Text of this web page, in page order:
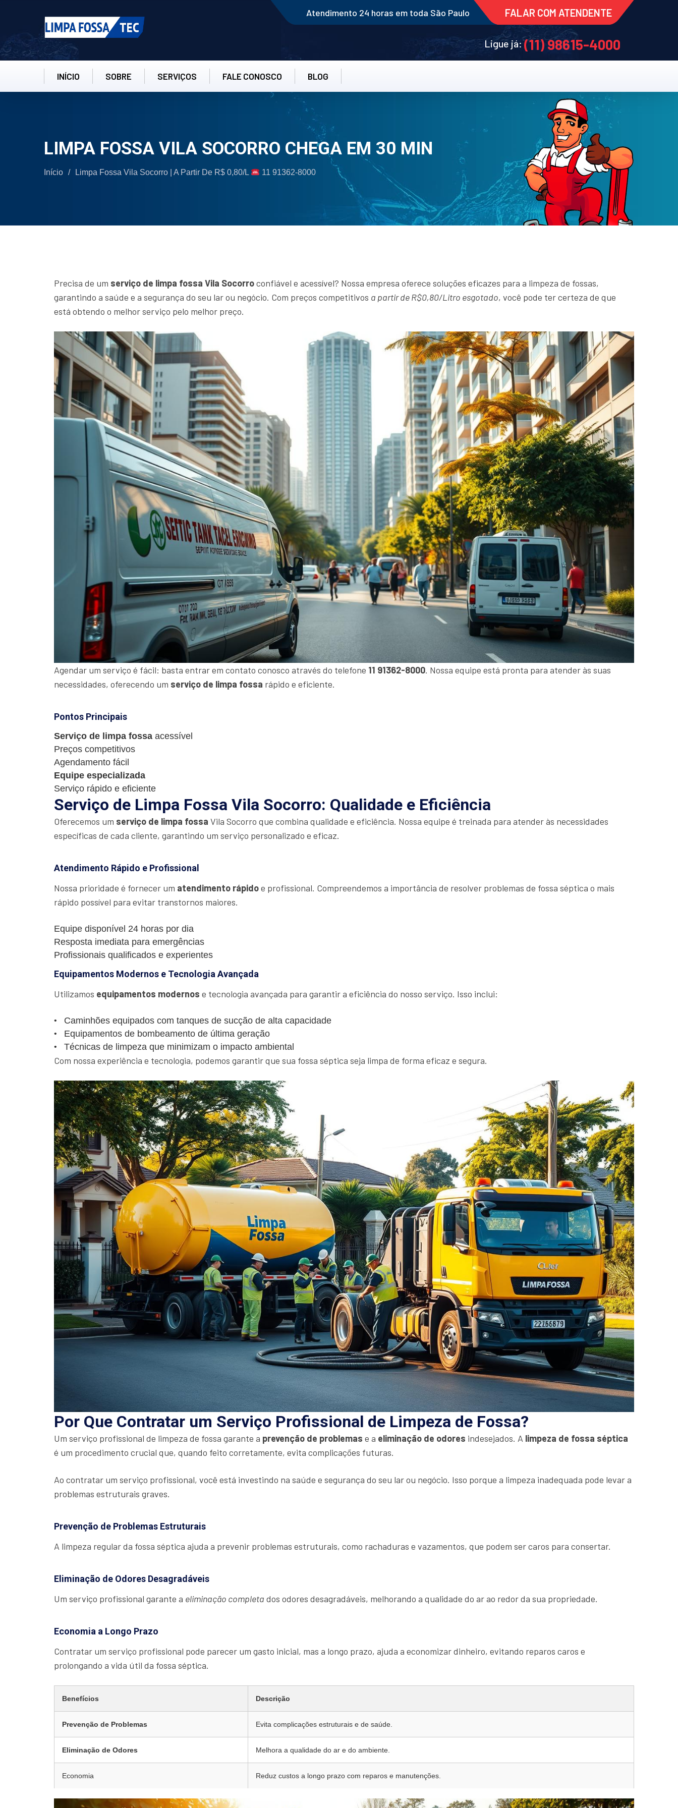
Atendimento 24 horas em toda São Paulo FALAR COM ATENDENTE
Ligue já:(11) 98615-4000
INÍCIO SOBRE SERVIÇOS FALE CONOSCO BLOG
LIMPA FOSSA VILA SOCORRO CHEGA EM 30 MIN
Início / Limpa Fossa Vila Socorro | A Partir De R$ 0,80/L 11 91362-8000
Precisa de um serviço de limpa fossa Vila Socorroconfiável e acessível? Nossa empresa oferece soluções eficazes para a limpeza de fossas,
garantindo a saúde e a segurança do seu lar ou negócio. Com preços competitivos a partir de R$0,80/Litro esgotado, você pode ter certeza de que
está obtendo o melhor serviço pelo melhor preço.
Agendar um serviço é fácil: basta entrar em contato conosco através do telefone 11 91362-8000. Nossa equipe está pronta para atender às suas
necessidades, oferecendo um serviço de limpa fossa rápido e eficiente.
Pontos Principais
Serviço de limpa fossa acessível
Preços competitivos
Agendamento fácil
Equipe especializada
Serviço rápido e eficiente
Serviço de Limpa Fossa Vila Socorro: Qualidade e Eficiência
Oferecemos um serviço de limpa fossa Vila Socorro que combina qualidade e eficiência. Nossa equipe é treinada para atender às necessidades
específicas de cada cliente, garantindo um serviço personalizado e eficaz.
Atendimento Rápido e Profissional
Nossa prioridade é fornecer um atendimento rápidoe profissional. Compreendemos a importância de resolver problemas de fossa séptica o mais
rápido possível para evitar transtornos maiores.
Equipe disponível 24 horas por dia
Resposta imediata para emergências
Profissionais qualificados e experientes
Equipamentos Modernos e Tecnologia Avançada
Utilizamos equipamentos modernos e tecnologia avançada para garantir a eficiência do nosso serviço. Isso inclui:
Caminhões equipados com tanques de sucção de alta capacidade
Equipamentos de bombeamento de última geração
Técnicas de limpeza que minimizam o impacto ambiental
Com nossa experiência e tecnologia, podemos garantir que sua fossa séptica seja limpa de forma eficaz e segura.
Por Que Contratar um Serviço Profissional de Limpeza de Fossa?
Um serviço profissional de limpeza de fossa garante a prevenção de problemas e a eliminação de odores indesejados. A limpeza de fossa séptica
é um procedimento crucial que, quando feito corretamente, evita complicações futuras.
Ao contratar um serviço profissional, você está investindo na saúde e segurança do seu lar ou negócio. Isso porque a limpeza inadequada pode levar a
problemas estruturais graves.
Prevenção de Problemas Estruturais
A limpeza regular da fossa séptica ajuda a prevenir problemas estruturais, como rachaduras e vazamentos, que podem ser caros para consertar.
Eliminação de Odores Desagradáveis
Um serviço profissional garante a eliminação completa dos odores desagradáveis, melhorando a qualidade do ar ao redor da sua propriedade.
Economia a Longo Prazo
Contratar um serviço profissional pode parecer um gasto inicial, mas a longo prazo, ajuda a economizar dinheiro, evitando reparos caros e
prolongando a vida útil da fossa séptica.
Benefícios Descrição
Prevenção de Problemas Evita complicações estruturais e de saúde.
Eliminação de Odores Melhora a qualidade do ar e do ambiente.
Economia Reduz custos a longo prazo com reparos e manutenções.